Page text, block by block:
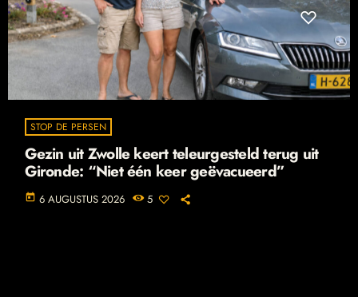
STOP DE PERSEN
Gezin uit Zwolle keert teleurgesteld terug uit
Gironde: “Niet één keer geëvacueerd”
today 6 AUGUSTUS 2026 5